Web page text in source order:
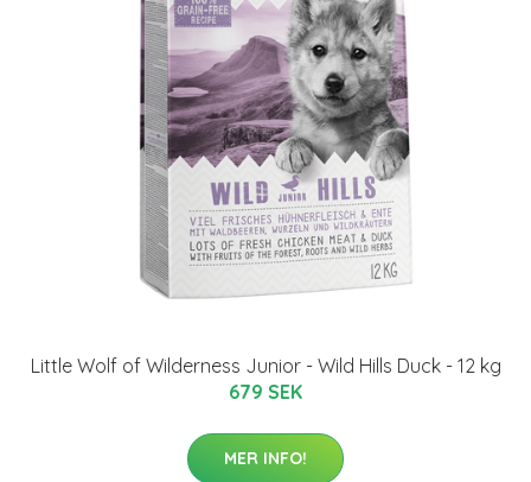
Little Wolf of Wilderness Junior - Wild Hills Duck - 12 kg
679 SEK
MER INFO!